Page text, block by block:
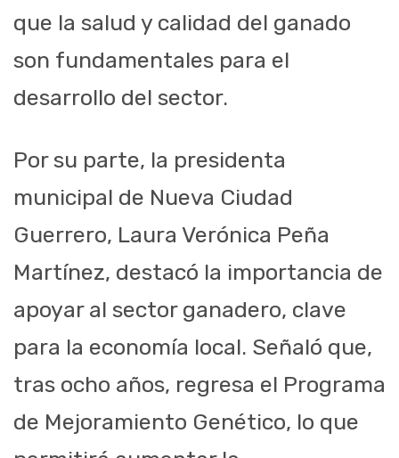
que la salud y calidad del ganado
son fundamentales para el
desarrollo del sector.
Por su parte, la presidenta
municipal de Nueva Ciudad
Guerrero, Laura Verónica Peña
Martínez, destacó la importancia de
apoyar al sector ganadero, clave
para la economía local. Señaló que,
tras ocho años, regresa el Programa
de Mejoramiento Genético, lo que